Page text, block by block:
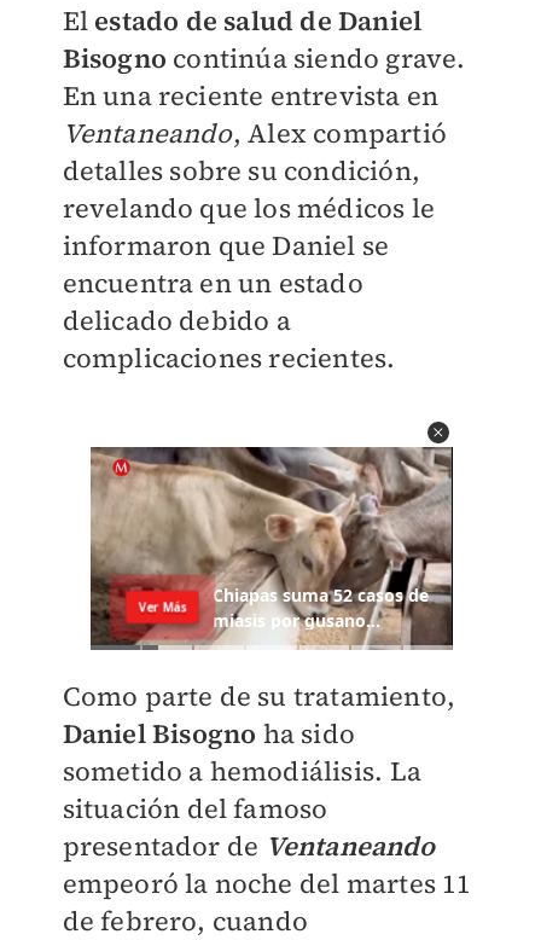
El estado de salud de Daniel
Bisogno continúa siendo grave.
En una reciente entrevista en
Ventaneando, Alex compartió
detalles sobre su condición,
revelando que los médicos le
informaron que Daniel se
encuentra en un estado
delicado debido a
complicaciones recientes.
Como parte de su tratamiento,
Daniel Bisogno ha sido
sometido a hemodiálisis. La
situación del famoso
presentador de Ventaneando
empeoró la noche del martes 11
de febrero, cuando